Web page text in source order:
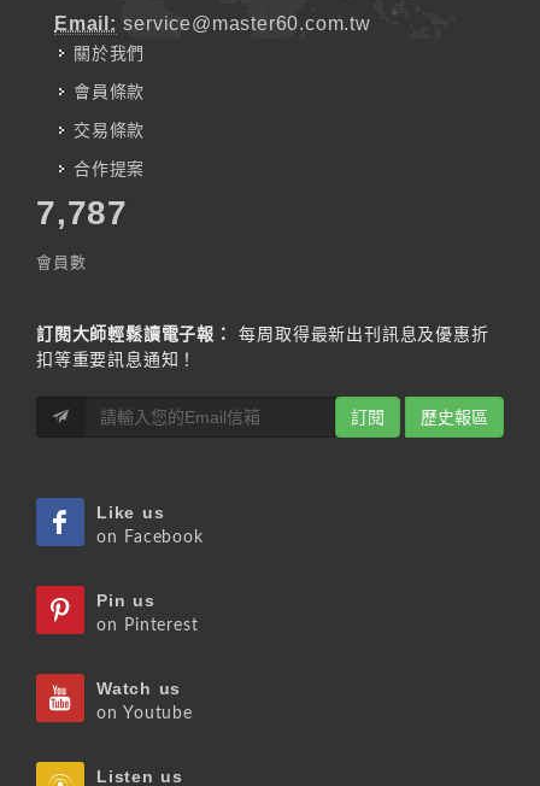
Email: service@master60.com.tw
關於我們
會員條款
交易條款
合作提案
7,787
會員數
訂閱大師輕鬆讀電子報：
每周取得最新出刊訊息及優惠折
扣等重要訊息通知！
訂閱 歷史報區
Like us
on Facebook
Pin us
on Pinterest
Watch us
on Youtube
Listen us